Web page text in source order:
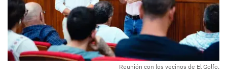
Reunión con los vecinos de El Golfo.